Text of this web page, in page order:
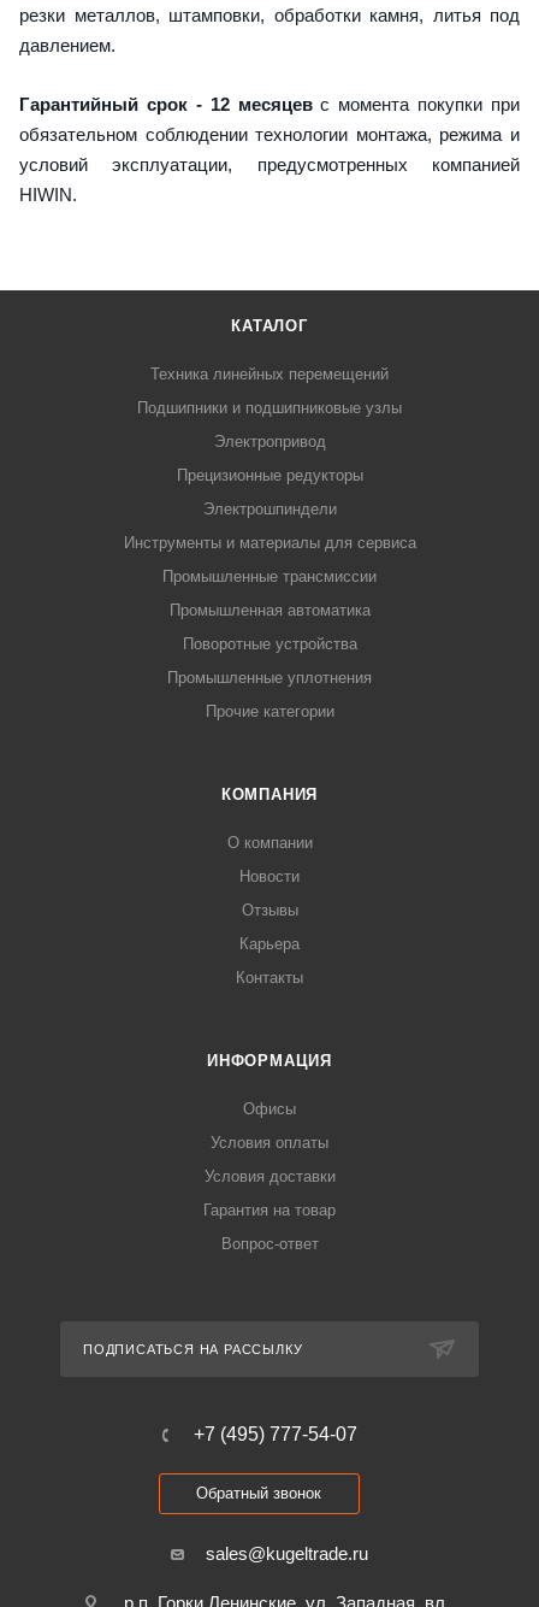
резки металлов, штамповки, обработки камня, литья под
давлением.
Гарантийный срок - 12 месяцевс момента покупки при
обязательном соблюдении технологии монтажа, режима и
условий эксплуатации, предусмотренных компанией
HIWIN.
КАТАЛОГ
Техника линейных перемещений
Подшипники и подшипниковые узлы
Электропривод
Прецизионные редукторы
Электрошпиндели
Инструменты и материалы для сервиса
Промышленные трансмиссии
Промышленная автоматика
Поворотные устройства
Промышленные уплотнения
Прочие категории
КОМПАНИЯ
О компании
Новости
Отзывы
Карьера
Контакты
ИНФОРМАЦИЯ
Офисы
Условия оплаты
Условия доставки
Гарантия на товар
Вопрос-ответ
ПОДПИСАТЬСЯ НА РАССЫЛКУ
+7 (495) 777-54-07
Обратный звонок
sales@kugeltrade.ru